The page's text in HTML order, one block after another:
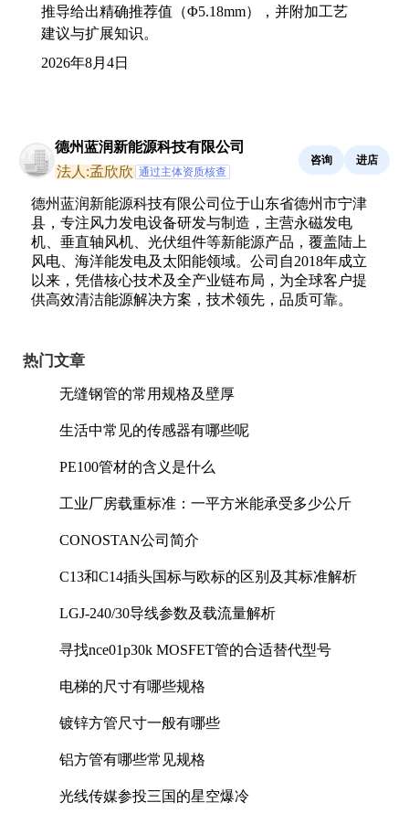
推导给出精确推荐值（Φ5.18mm），并附加工艺
建议与扩展知识。
2026年8月4日
德州蓝润新能源科技有限公司
法人:孟欣欣 通过主体资质核查
咨询 进店
德州蓝润新能源科技有限公司位于山东省德州市宁津
县，专注风力发电设备研发与制造，主营永磁发电
机、垂直轴风机、光伏组件等新能源产品，覆盖陆上
风电、海洋能发电及太阳能领域。公司自2018年成立
以来，凭借核心技术及全产业链布局，为全球客户提
供高效清洁能源解决方案，技术领先，品质可靠。
热门文章
无缝钢管的常用规格及壁厚
生活中常见的传感器有哪些呢
PE100管材的含义是什么
工业厂房载重标准：一平方米能承受多少公斤
CONOSTAN公司简介
C13和C14插头国标与欧标的区别及其标准解析
LGJ-240/30导线参数及载流量解析
寻找nce01p30k MOSFET管的合适替代型号
电梯的尺寸有哪些规格
镀锌方管尺寸一般有哪些
铝方管有哪些常见规格
光线传媒参投三国的星空爆冷